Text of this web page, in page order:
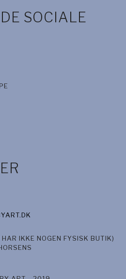
SOCIALE
IKKE NOGEN FYSISK BUTIK)